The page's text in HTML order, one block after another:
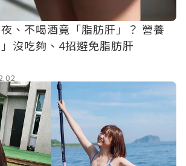
、不喝酒竟「脂肪肝」？ 營養
沒吃夠、4招避免脂肪肝